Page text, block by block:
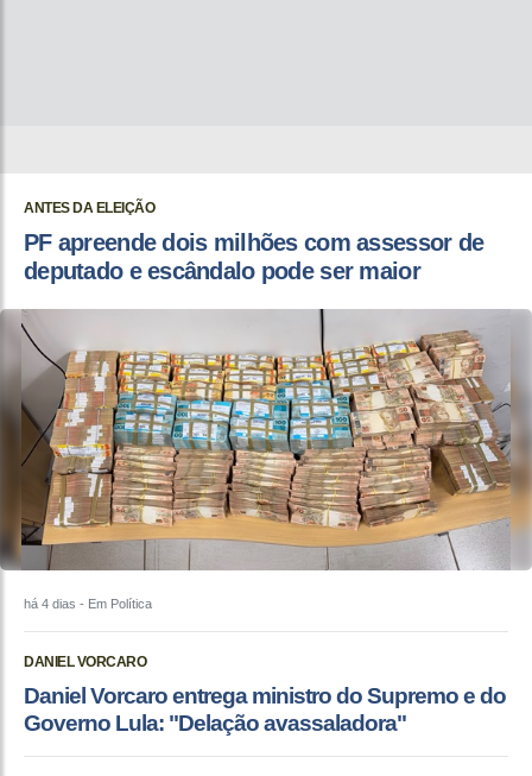
ANTES DA ELEIÇÃO
PF apreende dois milhões com assessor de
deputado e escândalo pode ser maior
há 4 dias - Em Política
DANIEL VORCARO
Daniel Vorcaro entrega ministro do Supremo e do
Governo Lula: "Delação avassaladora"